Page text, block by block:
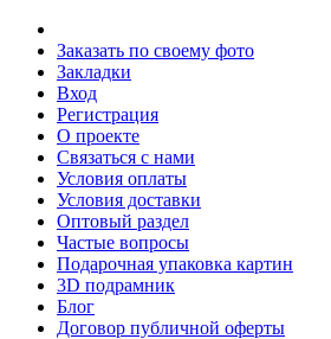
Заказать по своему фото
Закладки
Вход
Регистрация
О проекте
Связаться с нами
Условия оплаты
Условия доставки
Оптовый раздел
Частые вопросы
Подарочная упаковка картин
3D подрамник
Блог
Договор публичной оферты